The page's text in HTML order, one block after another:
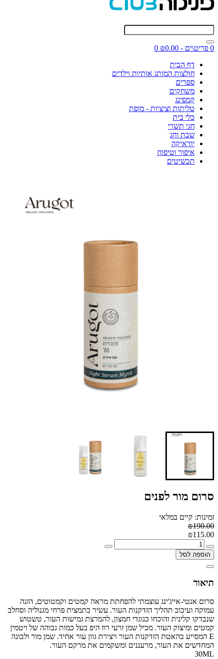
0 פריט\ים - ₪0.00
0
דף הבית
חולצות המותג אותיות וילדים
ספרים
משחקים
קמפינג
טליתות וציציות - מופת
כלי בית
חגי תשרי
שבת וחג
יודאיקה
איפור וטיפוח
תכשיטים
סרום מור לפנים
זמינות: קיים במלאי
₪190.00
₪115.00
הוספה לסל
תיאור
סרום אנטי-אייג'ינג עוצמתי להפחתת מראה קמטים וקמטוטים, הזנה
עמוקה ועיכוב תהליך הזדקנות העור. עשיר בתמצית פרחי מגנוליה וסחלב
שנבדקו קלינית והוכחו כנוגדי חמצון, להמרצת גמישות העור, טשטוש
קמטים ומיצוק העור. מכיל שמן זרעי רוז היפ בעל כמות גבוהה של ויטמין
E המסייע בהאטת הזדקנות העור ויצירת גוון עור אחיד. שמן מור ולבונה
המחדשים את העור, מרעננים ומשקמים את מרקם העור.
30ML